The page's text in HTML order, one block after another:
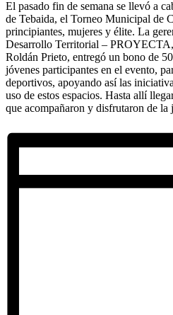
El pasado fin de semana se llevó a
de Tebaida, el Torneo Municipal de
principiantes, mujeres y élite. La
Desarrollo Territorial –
Roldán Prieto, entregó un bono de
jóvenes participantes en el evento,
deportivos, apoyando así las
uso de estos espacios. Hasta allí
que acompañaron y disfrutaron de la